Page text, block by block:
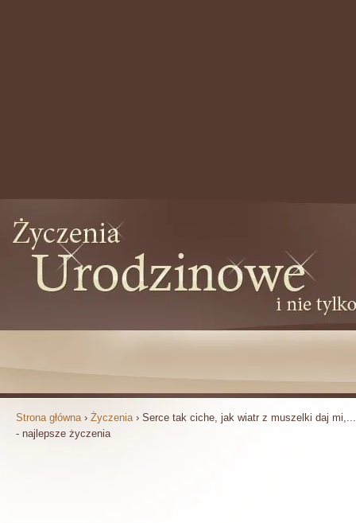
Strona główna › Życzenia › Serce tak ciche, jak wiatr z muszelki daj mi,...
- najlepsze życzenia